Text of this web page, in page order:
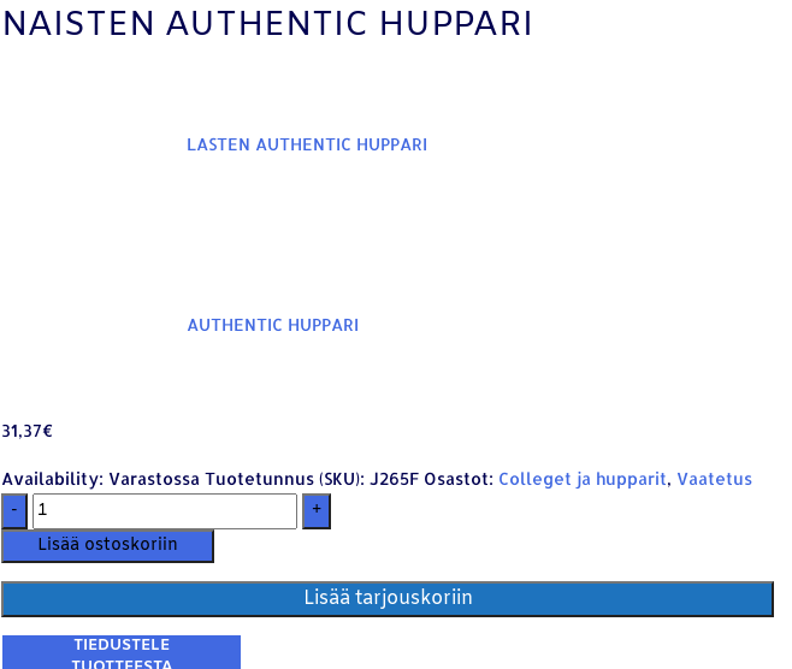
NAISTEN AUTHENTIC HUPPARI
LASTEN AUTHENTIC HUPPARI
AUTHENTIC HUPPARI
31,37€
Availability: Varastossa Tuotetunnus (SKU): J265F Osastot: Colleget ja hupparit, Vaatetus
-
+
Lisää ostoskoriin
Lisää tarjouskoriin